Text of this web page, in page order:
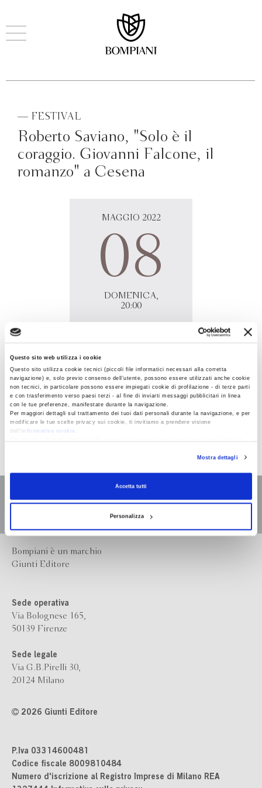
Questo sito web utilizza i cookie
Questo sito utilizza cookie tecnici (piccoli file informatici necessari alla corretta
navigazione) e, solo previo consenso dell’utente, possono essere utilizzati anche cookie
non tecnici, in particolare possono essere impiegati cookie di profilazione - di terze parti
e con trasferimento verso paesi terzi - al fine di inviarti messaggi pubblicitari in linea
con le tue preferenze, manifestate durante la navigazione.
Per maggiori dettagli sul trattamento dei tuoi dati personali durante la navigazione, e per
modificare le tue scelte privacy sui cookie, ti invitiamo a prendere visione
dell’
informativa cookie
RevocaMostra dettagli
Accetta tutti
Personalizza
— FESTIVAL
Roberto Saviano, "Solo è il
coraggio. Giovanni Falcone, il
romanzo" a Cesena
MAGGIO 2022
08
DOMENICA,
20:00
47521 - Cesena (FC)
Roberto Saviano presenta "Solo è il coraggio. Giovanni
Falcone, il romanzo" al teatro Bonci di Cesena,
nell'ambito del festival "La bellezza delle parole".
Bompiani è un marchio
Giunti Editore
Sede operativa
Via Bolognese 165,
50139 Firenze
Sede legale
Via G.B.Pirelli 30,
20124 Milano
2026 Giunti Editore
P.Iva 03314600481
Codice fiscale 8009810484
Numero d'iscrizione al Registro Imprese di Milano REA